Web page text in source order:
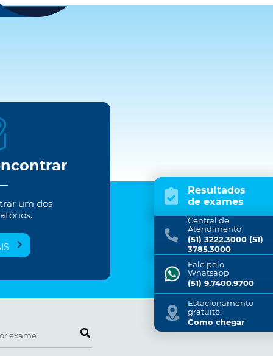
um dos
Pesquise por exame
Resultados
de exames
Central de
Atendimento
(51) 3222.3000 (51)
3785.3000
Fale pelo
Whatsapp
(51) 9.7400.9700
Estacionamento
gratuito:
Como chegar